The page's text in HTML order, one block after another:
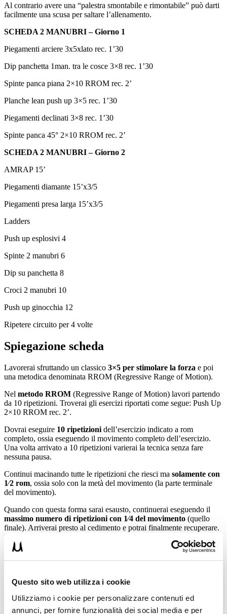
Questo sito web utilizza i cookie
Utilizziamo i cookie per personalizzare contenuti ed
annunci, per fornire funzionalità dei social media e per
Al contrario avere una “palestra smontabile e rimontabile” può darti
facilmente una scusa per saltare l’allenamento.
SCHEDA 2 MANUBRI – Giorno 1
Piegamenti arciere 3x5xlato rec. 1’30
Dip panchetta 1man. tra le cosce 3×8 rec. 1’30
Spinte panca piana 2×10 RROM rec. 2’
Planche lean push up 3×5 rec. 1’30
Piegamenti declinati 3×8 rec. 1’30
Spinte panca 45° 2×10 RROM rec. 2’
SCHEDA 2 MANUBRI – Giorno 2
AMRAP 15’
Piegamenti diamante 15’x3/5
Piegamenti presa larga 15’x3/5
Ladders
Push up esplosivi 4
Spinte 2 manubri 6
Dip su panchetta 8
Croci 2 manubri 10
Push up ginocchia 12
Ripetere circuito per 4 volte
Spiegazione scheda
Lavorerai sfruttando un classico 3×5 per stimolare la forza e poi
una metodica denominata RROM (Regressive Range of Motion).
Nel metodo RROM (Regressive Range of Motion) lavori partendo
da 10 ripetizioni. Troverai gli esercizi riportati come segue: Push Up
2×10 RROM rec. 2’.
Dovrai eseguire 10 ripetizioni dell’esercizio indicato a rom
completo, ossia eseguendo il movimento completo dell’esercizio.
Una volta arrivato a 10 ripetizioni varierai la tecnica senza fare
nessuna pausa.
Continui macinando tutte le ripetizioni che riesci ma solamente con
1⁄2 rom, ossia solo con la metà del movimento (la parte terminale
del movimento).
Quando con questa forma sarai esausto, continuerai eseguendo il
massimo numero di ripetizioni con 1⁄4 del movimento (quello
finale). Arriverai presto al cedimento e potrai finalmente recuperare.
Il recupero fra le serie è di 2’.
Nella seconda seduta andrai ad eseguire i primi due esercizi con la
metodica AMRAP.
Nell’AMRAP cerchi di eseguire più serie possibili dell’esercizio
range di ripetizioni da 3 a 5. Il recupero è soggettivo(puoi tenerlo
di circa 30/45 secondi per iniziare o anche meno se riesci).